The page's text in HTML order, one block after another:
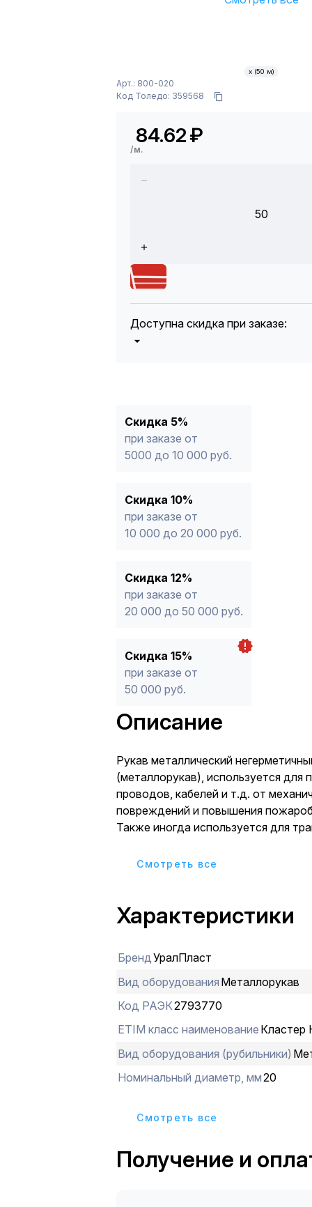
Арт.: 800-020
Код Толедо: 359568
84.62₽
/м.
х (50 м)
50
Доступна скидка при заказе:
* -Для заказов, состоящих
продукции, максимальная скидка
Скидка 5%
при заказе от
5000 до 10 000 руб.
Скидка 10%
при заказе от
10 000 до 20 000 руб.
Скидка 12%
при заказе от
20 000 до 50 000 руб.
Скидка 15%
при заказе от
50 000 руб.
Описание
Рукав металлический
(металлорукав), используется для
проводов, кабелей и т.д. от
повреждений и повышения
Также иногда используется для
промышленных установках
Cмотреть все
Характеристики
БрендУралПласт
Вид оборудования Металлорукав
Код РАЭК2793770
ETIM класс наименование Кластер
Вид оборудования (рубильники)
Номинальный диаметр, мм20
Cмотреть все
Получение и